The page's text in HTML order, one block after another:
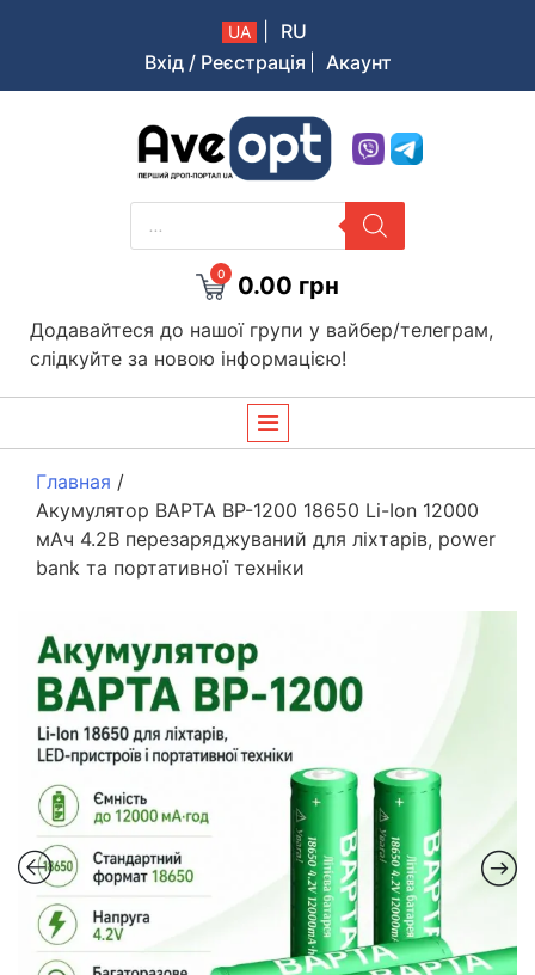
UA
RU
Вхід / Реєстрація
Акаунт
Aveopt – оптова дропшипінг платформа в Україні
PRODUCTS
SEARCH
0 0.00 грн
Додавайтеся до нашої групи у вайбер/телеграм,
слідкуйте за новою інформацією!
Главная /
Акумулятор BAPTA BP-1200 18650 Li-Ion 12000
мАч 4.2В перезаряджуваний для ліхтарів, power
bank та портативної техніки